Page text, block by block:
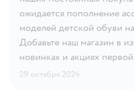
ожидается пополнение
моделей детской обуви
Добавьте наш магазин в
новинках и акциях
29 октября 2024